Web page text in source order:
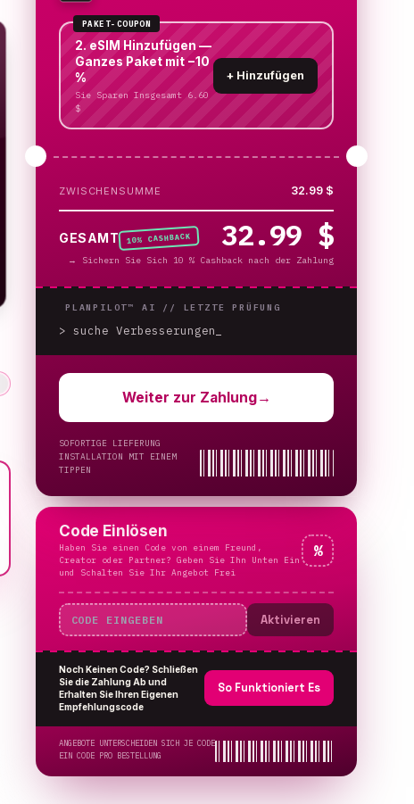
PAKET-COUPON
2. eSIM Hinzufügen —
Ganzes Paket mit −10
%
Sie Sparen Insgesamt 6.60
$
+ Hinzufügen
ZWISCHENSUMME 32.99 $
GESAMT 10% CASHBACK 32.99 $
→ Sichern Sie Sich 10 % Cashback nach der Zahlung
PLANPILOT™ AI // LETZTE PRÜFUNG
> suche Verbesserungen
Weiter zur Zahlung→
SOFORTIGE LIEFERUNG
INSTALLATION MIT EINEM
TIPPEN
Code Einlösen
Haben Sie einen Code von einem Freund,
Creator oder Partner? Geben Sie Ihn Unten Ein
und Schalten Sie Ihr Angebot Frei
%
Aktivieren
Noch Keinen Code? Schließen
Sie die Zahlung Ab und
Erhalten Sie Ihren Eigenen
Empfehlungscode
So Funktioniert Es
ANGEBOTE UNTERSCHEIDEN SICH JE CODE
EIN CODE PRO BESTELLUNG